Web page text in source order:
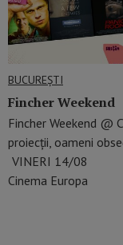
BUCUREŞTI
Fincher Weekend
Fincher Weekend @
proiecții, oameni
VINERI 14/08
Cinema Europa